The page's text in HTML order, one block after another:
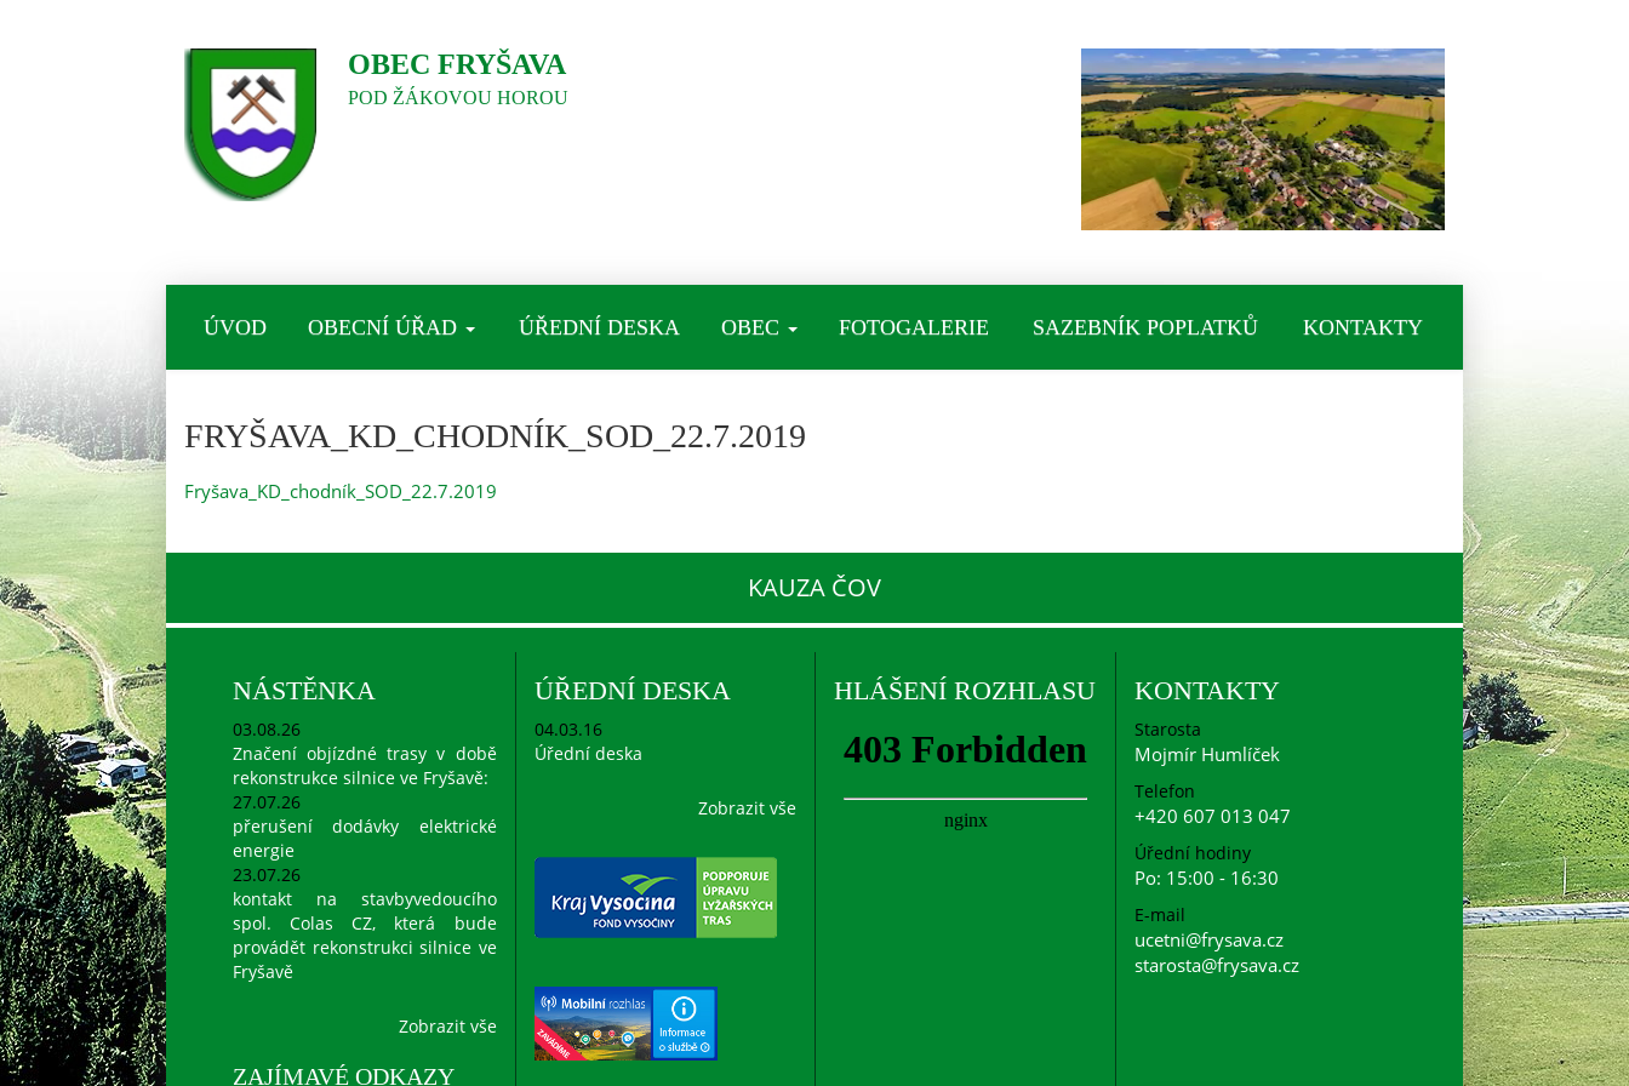
OBEC FRYŠAVA
POD ŽÁKOVOU HOROU
ÚVOD OBECNÍ ÚŘAD ÚŘEDNÍ DESKA OBEC FOTOGALERIE SAZEBNÍK POPLATKŮ KONTAKTY
FRYŠAVA_KD_CHODNÍK_SOD_22.7.2019
Fryšava_KD_chodník_SOD_22.7.2019
KAUZA ČOV
NÁSTĚNKA
03.08.26
Značení objízdné trasy v době
rekonstrukce silnice ve Fryšavě:
27.07.26
přerušení dodávky elektrické
energie
23.07.26
kontakt na stavbyvedoucího
spol. Colas CZ, která bude
provádět rekonstrukci silnice ve
Fryšavě
Zobrazit vše
ZAJÍMAVÉ ODKAZY
ÚŘEDNÍ DESKA
04.03.16
Úřední deska
Zobrazit vše
HLÁŠENÍ ROZHLASU KONTAKTY
Starosta
Mojmír Humlíček
Telefon
+420 607 013 047
Úřední hodiny
Po: 15:00 - 16:30
E-mail
ucetni@frysava.cz
starosta@frysava.cz